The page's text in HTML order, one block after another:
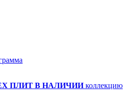
ПЛИТ В НАЛИЧИИ коллекцию